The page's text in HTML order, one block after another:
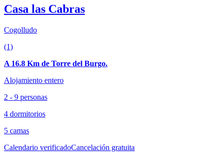
Casa las Cabras
Cogolludo
(1)
A 16.8 Km de Torre del Burgo.
Alojamiento entero
2 - 9 personas
4 dormitorios
5 camas
Calendario verificadoCancelación gratuita